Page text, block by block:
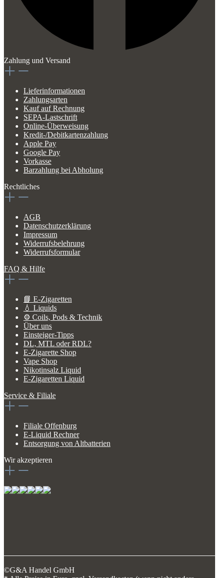
Zahlung und Versand
Lieferinformationen
Zahlungsarten
Kauf auf Rechnung
SEPA-Lastschrift
Online-Überweisung
Kredit-/Debitkartenzahlung
Apple Pay
Google Pay
Vorkasse
Barzahlung bei Abholung
Rechtliches
AGB
Datenschutzerklärung
Impressum
Widerrufsbelehrung
Widerrufsformular
FAQ & Hilfe
📘 E-Zigaretten
💧 Liquids
⚙️ Coils, Pods & Technik
Über uns
Einsteiger-Tipps
DL, MTL oder RDL?
E-Zigarette Shop
Vape Shop
Nikotinsalz Liquid
E-Zigaretten Liquid
Service & Filiale
Filiale Offenburg
E-Liquid Rechner
Entsorgung von Altbatterien
Wir akzeptieren
©G&A Handel GmbH